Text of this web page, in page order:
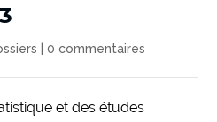
|0 commentaires
et des études